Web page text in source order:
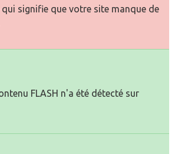
qui signifie que votre site manque de
FLASH n'a été détecté sur